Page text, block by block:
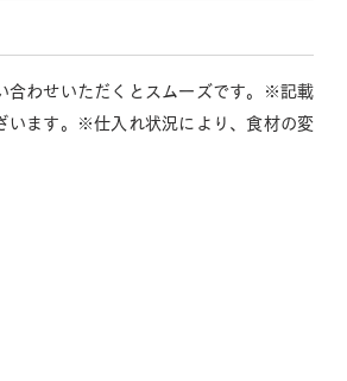
わせいただくとスムーズです。※記載
います。※仕入れ状況により、食材の変